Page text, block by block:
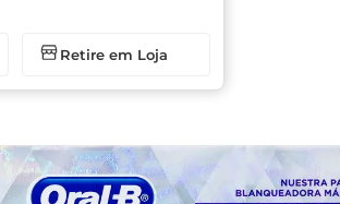
Retire em Lojabiscoito
iogurte